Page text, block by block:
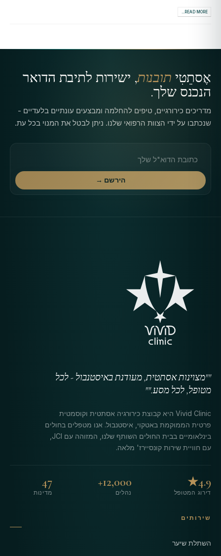
READ MORE...
אֶסתֵטִי תובנות, ישירות לתיבת הדואר
הנכנס שלך.
מדריכים כירורגיים, טיפים להחלמה ומבצעים עונתיים בלעדיים -
שנכתבו על ידי הצוות הרפואי שלנו. ניתן לבטל את המנוי בכל עת.
הירשם →
""מצוינות אסתטית, מעודנת באיסטנבול - לכל
מטופל, לכל מסע.""
Vivid Clinic היא קבוצת כירורגיה אסתטית וקוסמטית
פרטית הממוקמת באטקוי, איסטנבול. אנו מטפלים בחולים
עם חוויית שירות קונסיירז' מלאה.
4.9★
דירוג המטופל
12,000+
נהלים
47
מדינות
שירותים
השתלת שיער